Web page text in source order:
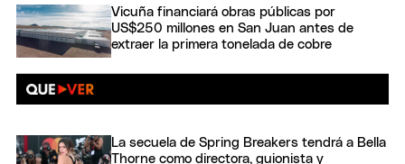
Vicuña financiará obras públicas por
US$250 millones en San Juan antes de
extraer la primera tonelada de cobre
La secuela de Spring Breakers tendrá a Bella
Thorne como directora, guionista y